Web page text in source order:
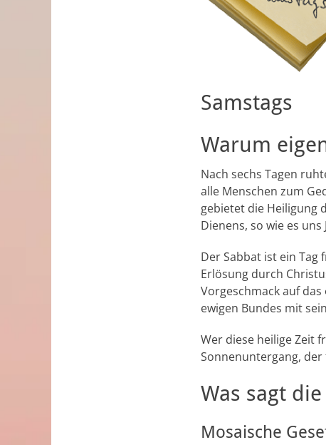
Samstags
Warum
Nach sechs Tagen
alle Menschen zum
gebietet die Heiligung
Dienens, so wie es
Der Sabbat ist ein
Erlösung durch
Vorgeschmack auf
ewigen Bundes mit
Wer diese heilige Zeit
Sonnenuntergang,
Was sagt
Mosaische